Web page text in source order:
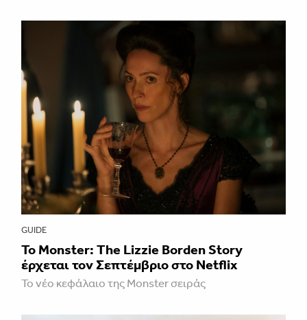
GUIDE
Το Monster: The Lizzie Borden Story
έρχεται τον Σεπτέμβριο στο Netflix
Το νέο κεφάλαιο της Monster σειράς